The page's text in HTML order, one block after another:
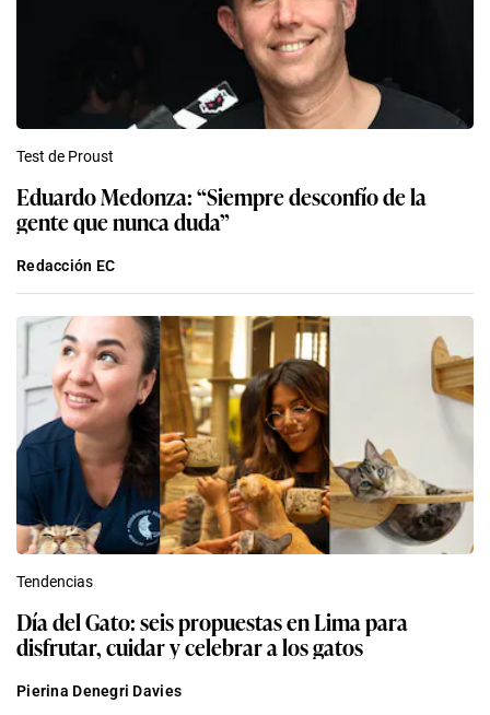
Test de Proust
Eduardo Medonza: “Siempre desconfío de la
gente que nunca duda”
Redacción EC
Tendencias
Día del Gato: seis propuestas en Lima para
disfrutar, cuidar y celebrar a los gatos
Pierina Denegri Davies